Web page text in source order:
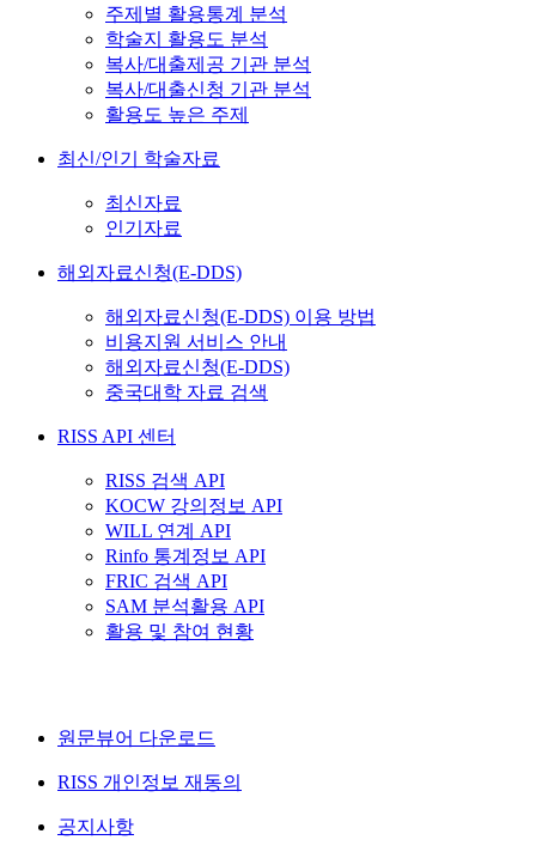
주제별 활용통계 분석
학술지 활용도 분석
복사/대출제공 기관 분석
복사/대출신청 기관 분석
활용도 높은 주제
최신/인기 학술자료
최신자료
인기자료
해외자료신청(E-DDS)
해외자료신청(E-DDS) 이용 방법
비용지원 서비스 안내
해외자료신청(E-DDS)
중국대학 자료 검색
RISS API 센터
RISS 검색 API
KOCW 강의정보 API
WILL 연계 API
Rinfo 통계정보 API
FRIC 검색 API
SAM 분석활용 API
활용 및 참여 현황
원문뷰어 다운로드
RISS 개인정보 재동의
공지사항